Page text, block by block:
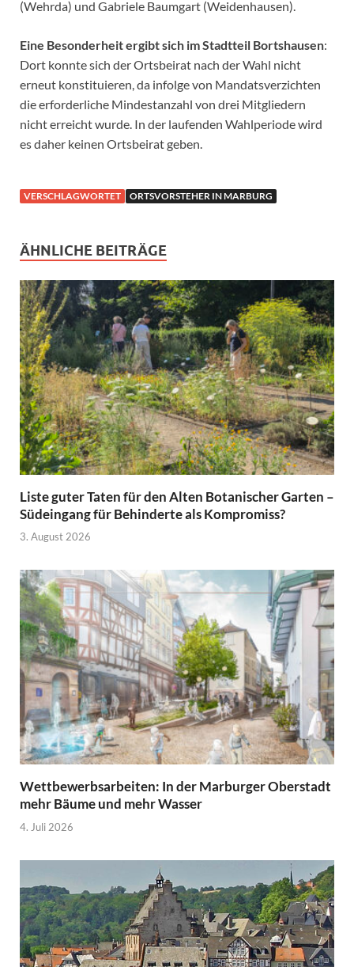
(Wehrda) und Gabriele Baumgart (Weidenhausen).
Eine Besonderheit ergibt sich im Stadtteil Bortshausen:
Dort konnte sich der Ortsbeirat nach der Wahl nicht
erneut konstituieren, da infolge von Mandatsverzichten
die erforderliche Mindestanzahl von drei Mitgliedern
nicht erreicht wurde. In der laufenden Wahlperiode wird
es daher keinen Ortsbeirat geben.
VERSCHLAGWORTET ORTSVORSTEHER IN MARBURG
ÄHNLICHE BEITRÄGE
Liste guter Taten für den Alten Botanischer Garten –
Südeingang für Behinderte als Kompromiss?
3. August 2026
Wettbewerbsarbeiten: In der Marburger Oberstadt
mehr Bäume und mehr Wasser
4. Juli 2026